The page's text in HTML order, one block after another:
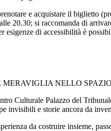
e acquistare il biglietto
20.30; si raccomanda di
esigenze di accessibilità è
NELLO
Culturale Palazzo del
invisibili e storie ancora da
da costruire insieme,